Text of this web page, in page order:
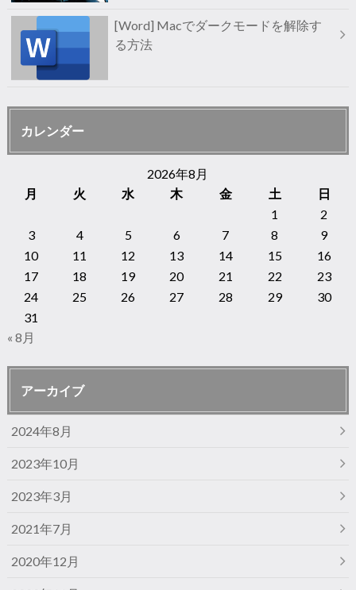
[Word] Macでダークモードを解除す
る方法
カレンダー
2026年8月
月
火 水 木 金 土
日
1
2
3
4 5 6 7 8
9
10
11 12 13 14 15
16
17
18 19 20 21 22
23
24
25 26 27 28 29
30
31
« 8月
アーカイブ
2024年8月
2023年10月
2023年3月
2021年7月
2020年12月